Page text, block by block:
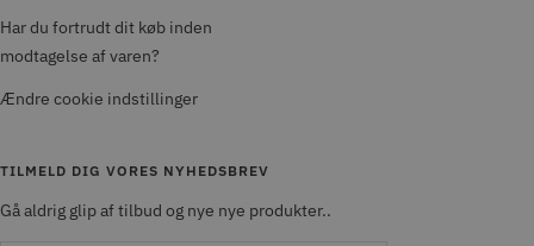
Har du fortrudt dit køb inden
modtagelse af varen?
Ændre cookie indstillinger
TILMELD DIG VORES NYHEDSBREV
Gå aldrig glip af tilbud og nye nye produkter..